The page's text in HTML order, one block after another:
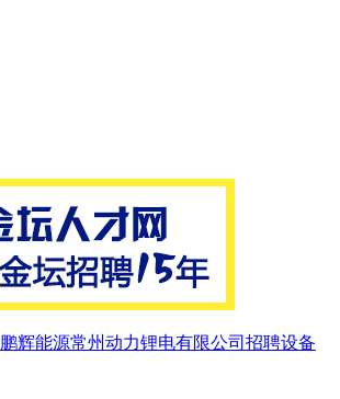
鹏辉能源常州动力锂电有限公司招聘设备